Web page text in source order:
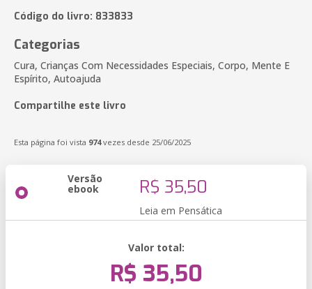
Código do livro: 833833
Categorias
Cura, Crianças Com Necessidades Especiais, Corpo, Mente E
Espírito, Autoajuda
Compartilhe este livro
Esta página foi vista 974vezes desde 25/06/2025
Versão
ebook R$ 35,50
Leia em Pensática
Valor total:
R$ 35,50